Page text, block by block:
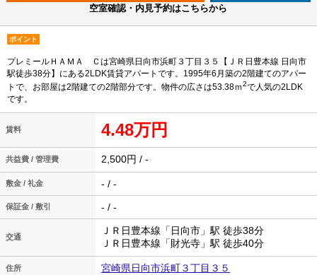
空室確認・内見予約はこちらから
ポイント
プレミールＨＡＭＡ Ｃは宮崎県日向市浜町３丁目３５【ＪＲ日豊本線 日向市
駅徒歩38分】にある2LDK賃貸アパートです。1995年6月築の2階建てのアパー
トで、お部屋は2階建ての2階部分です。物件の広さは53.38ｍ2で人気の2LDK
です。
賃料 4.48万円
共益費 / 管理費 2,500円 / -
敷金 / 礼金 - / -
保証金 / 敷引 - / -
交通
ＪＲ日豊本線「日向市」駅 徒歩38分
ＪＲ日豊本線「財光寺」駅 徒歩40分
住所 宮崎県日向市浜町３丁目３５